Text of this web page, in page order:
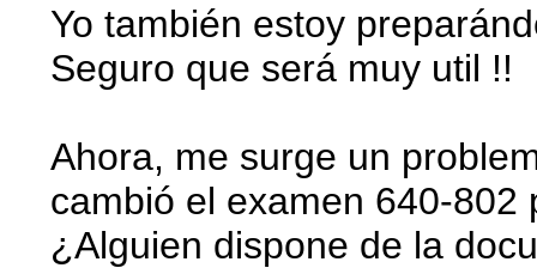
Yo también estoy
Seguro que será muy util !!
Ahora, me surge un
cambió el examen 640-
¿Alguien dispone de la